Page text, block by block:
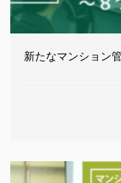
新たなマンション